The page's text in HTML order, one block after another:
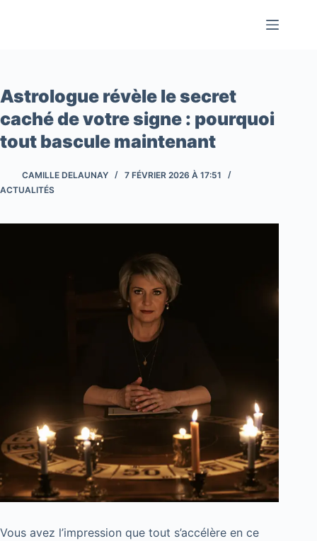
Astrologue révèle le secret
caché de votre signe : pourquoi
tout bascule maintenant
CAMILLE DELAUNAY
7 FÉVRIER 2026 À 17:51
ACTUALITÉS
Vous avez l’impression que tout s’accélère en ce